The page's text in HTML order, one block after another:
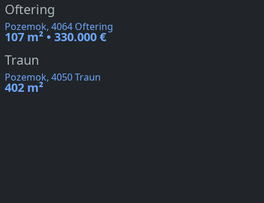
Oftering
Pozemok, 4064 Oftering
107 m² • 330.000 €
Traun
Pozemok, 4050 Traun
402 m²